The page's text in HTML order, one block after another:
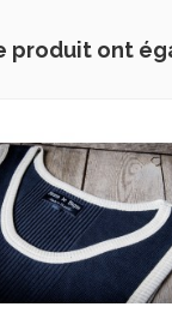
produit ont